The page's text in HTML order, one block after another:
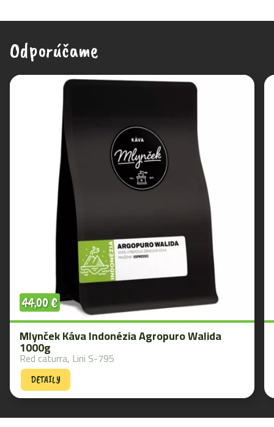
Odporúčame
Mlynček Káva Indonézia Agropuro Walida
1000g
44,00€
Red caturra, Lini S-795
DETAILY